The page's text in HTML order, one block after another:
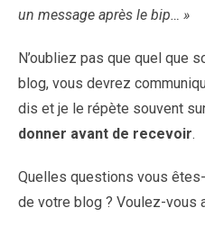
un message après le bip… »
N’oubliez pas que quel que
blog, vous devrez
dis et je le répète souvent
donner avant de recevoir.
Quelles questions vous
de votre blog ? Voulez-vous